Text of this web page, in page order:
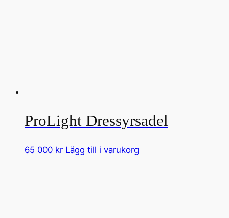
ProLight Dressyrsadel
65 000 kr Lägg till i varukorg